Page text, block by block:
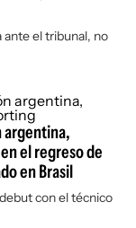
ante el tribunal, no
argentina,
el regreso de
en Brasil
con el técnico